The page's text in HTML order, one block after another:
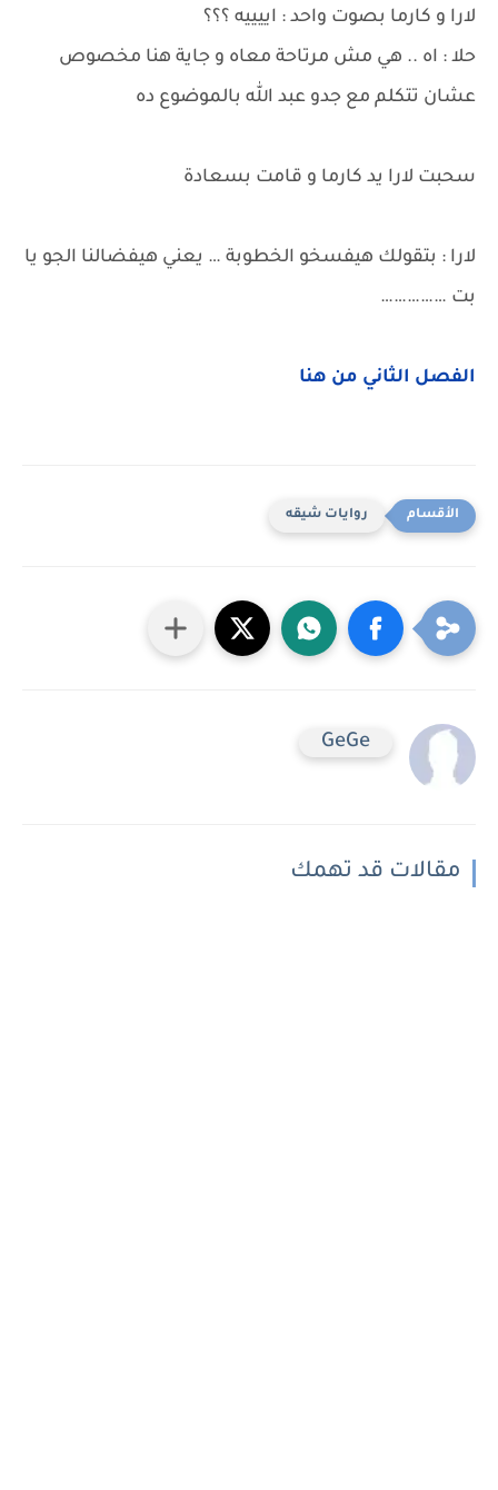
لارا و كارما بصوت واحد : اييييه ؟؟؟
حلا : اه .. هي مش مرتاحة معاه و جاية هنا مخصوص
عشان تتكلم مع جدو عبد الله بالموضوع ده
سحبت لارا يد كارما و قامت بسعادة
لارا : بتقولك هيفسخو الخطوبة … يعني هيفضالنا الجو يا
بت ……………
الفصل الثاني من هنا
روايات شيقه
GeGe
مقالات قد تهمك